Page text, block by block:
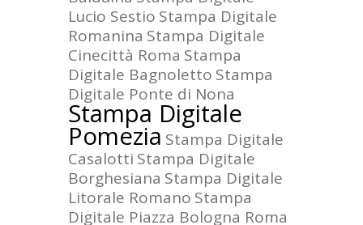
Lucio Sestio Stampa Digitale
Romanina Stampa Digitale
Cinecittà Roma Stampa
Digitale Bagnoletto Stampa
Digitale Ponte di Nona
Stampa Digitale
Pomezia Stampa Digitale
Casalotti Stampa Digitale
Borghesiana Stampa Digitale
Litorale Romano Stampa
Digitale Piazza Bologna Roma